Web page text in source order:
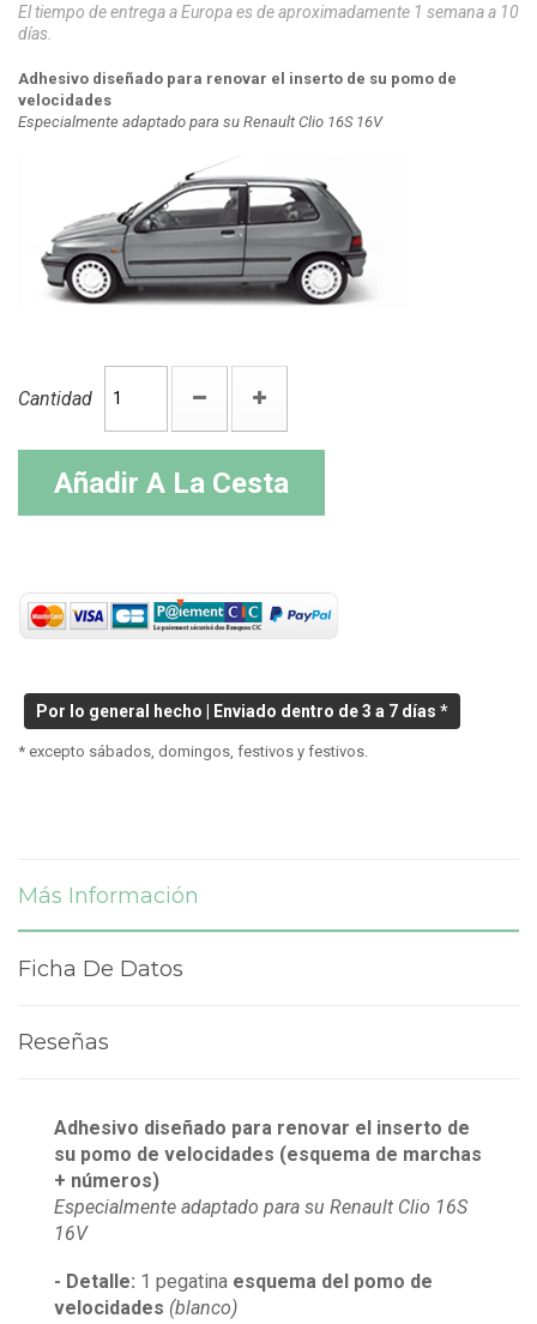
El tiempo de entrega a Europa es de aproximadamente 1 semana a 10
días.
Adhesivo diseñado para renovar el inserto de su pomo de
velocidades
Especialmente adaptado para su Renault Clio 16S 16V
Cantidad
Añadir A La Cesta
Por lo general hecho | Enviado dentro de 3 a 7 días *
* excepto sábados, domingos, festivos y festivos.
Más Información
Ficha De Datos
Reseñas
Adhesivo diseñado para renovar el inserto de
su pomo de velocidades (esquema de marchas
+ números)
Especialmente adaptado para su Renault Clio 16S
16V
- Detalle: 1 pegatina esquema del pomo de
velocidades (blanco)